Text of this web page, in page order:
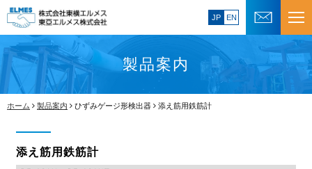
JP EN
製品案内
ホーム 製品案内 ひずみゲージ形検出器 添え筋用鉄筋計
添え筋用鉄筋計